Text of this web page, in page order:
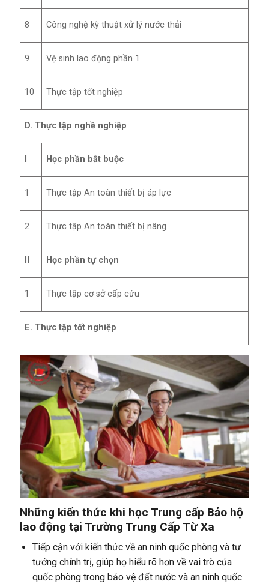
8 Công nghệ kỹ thuật xử lý nước thải
9 Vệ sinh lao động phần 1
10 Thực tập tốt nghiệp
D. Thực tập nghề nghiệp
Học phần bắt buộc
1 Thực tập An toàn thiết bị áp lực
2 Thực tập An toàn thiết bị nâng
Học phần tự chọn
1 Thực tập cơ sở cấp cứu
E. Thực tập tốt nghiệp
Những kiến thức khi học Trung cấp Bảo hộ
lao động tại Trường Trung Cấp Từ Xa
Tiếp cận với kiến thức về an ninh quốc phòng và tư
tưởng chính trị, giúp họ hiểu rõ hơn về vai trò của
quốc phòng trong bảo vệ đất nước và an ninh quốc